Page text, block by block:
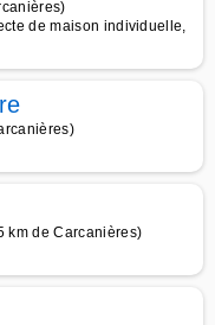
de maison individuelle,
km de Carcanières)